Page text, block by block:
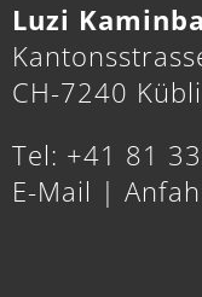
Luzi
CH-7240
Tel: +41 81
E-Mail |